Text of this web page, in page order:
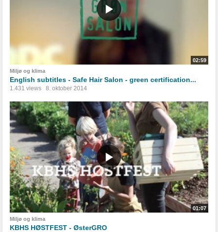
02:59
Miljø og klima
English subtitles - Safe Hair Salon - green certification...
1.431 views 8. oktober 2014
01:07
Miljø og klima
KBHS HØSTFEST - ØsterGRO